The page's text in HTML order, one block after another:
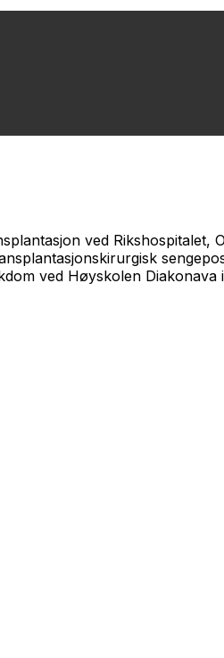
ved Rikshospitalet,
ved Høyskolen